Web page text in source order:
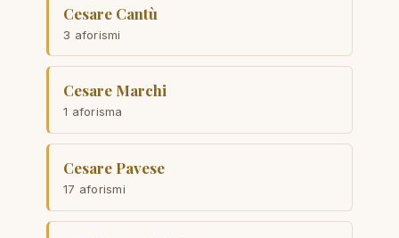
Cesare Cantù
3 aforismi
Cesare Marchi
1 aforisma
Cesare Pavese
17 aforismi